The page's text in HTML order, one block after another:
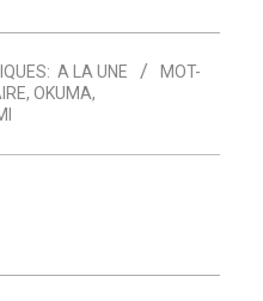
A LA UNE
MOT-
, OKUMA,